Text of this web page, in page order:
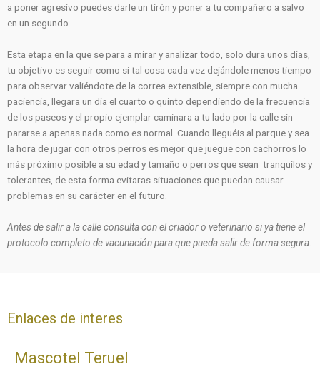
a poner agresivo puedes darle un tirón y poner a tu compañero a salvo
en un segundo.
Esta etapa en la que se para a mirar y analizar todo, solo dura unos días,
tu objetivo es seguir como si tal cosa cada vez dejándole menos tiempo
para observar valiéndote de la correa extensible, siempre con mucha
paciencia, llegara un día el cuarto o quinto dependiendo de la frecuencia
de los paseos y el propio ejemplar caminara a tu lado por la calle sin
pararse a apenas nada como es normal. Cuando lleguéis al parque y sea
la hora de jugar con otros perros es mejor que juegue con cachorros lo
más próximo posible a su edad y tamaño o perros que sean tranquilos y
tolerantes, de esta forma evitaras situaciones que puedan causar
problemas en su carácter en el futuro.
Antes de salir a la calle consulta con el criador o veterinario si ya tiene el
protocolo completo de vacunación para que pueda salir de forma segura.
Enlaces de interes
Mascotel Teruel